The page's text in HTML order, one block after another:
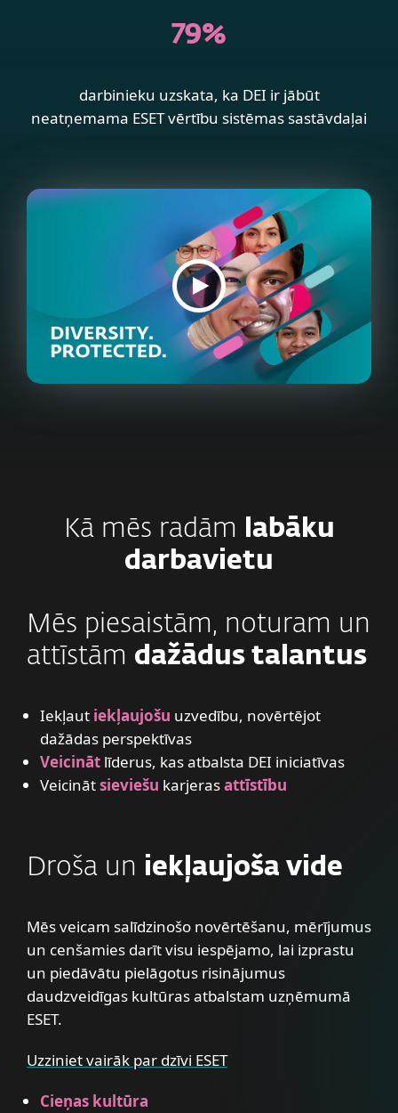
79%
darbinieku uzskata, ka DEI ir jābūt
neatņemama ESET vērtību sistēmas sastāvdaļai
Kā mēs radām labāku
darbavietu
Mēs piesaistām, noturam un
attīstām dažādus talantus
Iekļaut iekļaujošu uzvedību, novērtējot
dažādas perspektīvas
Veicināt līderus, kas atbalsta DEI iniciatīvas
Veicinātsieviešu karjerasattīstību
Droša un iekļaujoša vide
Mēs veicam salīdzinošo novērtēšanu, mērījumus
un cenšamies darīt visu iespējamo, lai izprastu
un piedāvātu pielāgotus risinājumus
daudzveidīgas kultūras atbalstam uzņēmumā
ESET.
Uzziniet vairāk par dzīvi ESET
Cieņas kultūra